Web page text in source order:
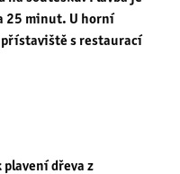
25 minut. U horní
s restaurací
plavení dřeva z